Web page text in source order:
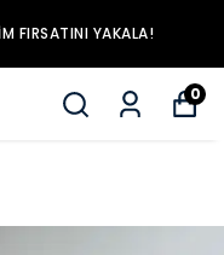
FIRSATINI YAKALA!
0